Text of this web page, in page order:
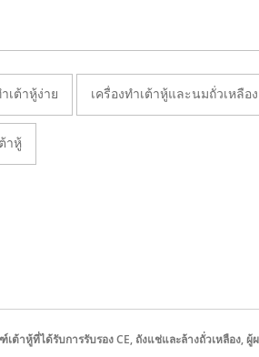
เต้าหู้ง่าย เครื่องทำเต้าหู้และนมถั่วเหลือง
าหู้
าหู้ที่ได้รับการรับรอง CE, ถังแช่และล้างถั่วเหลือง,